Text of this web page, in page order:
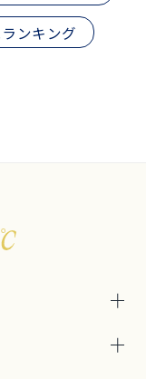
ンキング